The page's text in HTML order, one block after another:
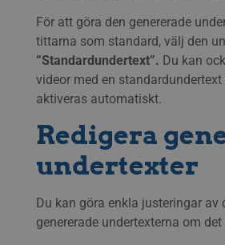
För att göra den genererade
tittarna som standard, välj den
”Standardundertext”. Du kan
videor med en
aktiveras automatiskt.
Redigera
undertexter
Du kan göra enkla justeringar
genererade undertexterna om det